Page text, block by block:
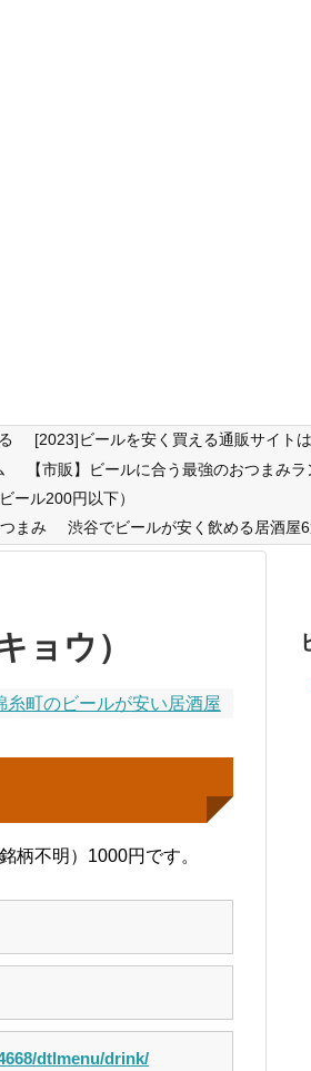
[2023]ビールを安く買える通販サイト
【市販】ビールに合う最強のおつまみ
ール200円以下）
まみ
渋谷でビールが安く飲める居酒屋
ョウ）
糸町のビールが安い居酒屋
柄不明）1000円です。
dtlmenu/drink/